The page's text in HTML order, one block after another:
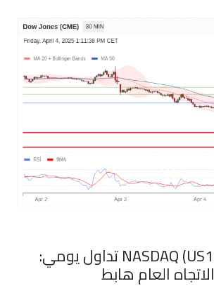
‏NASDAQ (US100) (CME) تداول يومي:
الاتجاه العام هابط